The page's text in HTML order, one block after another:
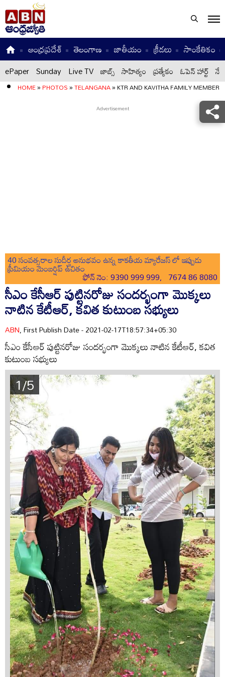
ఆంధ్రప్రదేశ్ తెలంగాణ జాతీయం క్రీడలు సాంకేతికం
ePaper Sunday Live TV జాబ్స్ సాహిత్యం ప్రత్యేకం ఓపెన్ హార్ట్
HOME»PHOTOS»TELANGANA»KTR AND KAVITHA FAMILY
40 సంవత్సరాల సుదీర్ఘ అనుభవం ఉన్న కాకతీయ మ్యారేజస్ లో ఇప్పుడు
ప్రీమియం మెంబర్షిప్ ఉచితం
ఫోన్ నెం: 9390 999 999, 7674 86 8080
సీఎం కేసీఆర్ పుట్టినరోజు సందర్భంగా మొక్కలు
నాటిన కేటీఆర్, కవిత కుటుంబ సభ్యులు
ABN, First Publish Date - 2021-02-17T18:57:34+05:30
సీఎం కేసీఆర్ పుట్టినరోజు సందర్భంగా మొక్కలు నాటిన కేటీఆర్, కవిత
కుటుంబ సభ్యులు
1/5